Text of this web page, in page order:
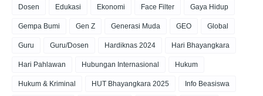
Dosen Edukasi Ekonomi Face Filter Gaya Hidup
Gempa Bumi Gen Z Generasi Muda GEO Global
Guru Guru/Dosen Hardiknas 2024 Hari Bhayangkara
Hari Pahlawan Hubungan Internasional Hukum
Hukum & Kriminal HUT Bhayangkara 2025 Info Beasiswa